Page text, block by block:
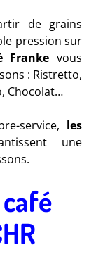
de grains
pression sur
Franke vous
: Ristretto,
Chocolat…
service, les
une